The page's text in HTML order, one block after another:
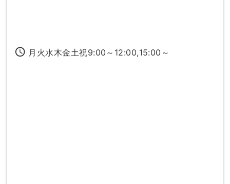
access_time 月火水木金土祝9:00～12:00,15:00～